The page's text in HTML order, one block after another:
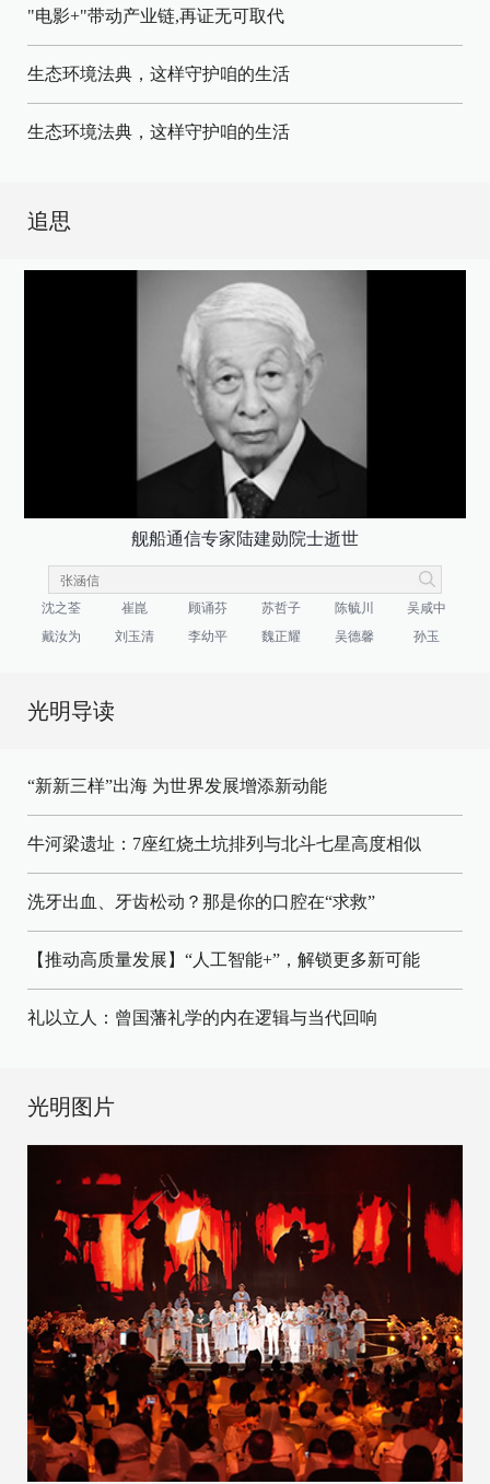
"电影+"带动产业链,再证无可取代
生态环境法典，这样守护咱的生活
生态环境法典，这样守护咱的生活
追思
舰船通信专家陆建勋院士逝世
沈之荃 崔崑 顾诵芬 苏哲子 陈毓川
吴咸中
戴汝为
刘玉清 李幼平 魏正耀 吴德馨 孙玉
光明导读
“新新三样”出海 为世界发展增添新动能
牛河梁遗址：7座红烧土坑排列与北斗七星高度相似
洗牙出血、牙齿松动？那是你的口腔在“求救”
【推动高质量发展】“人工智能+”，解锁更多新可能
礼以立人：曾国藩礼学的内在逻辑与当代回响
光明图片